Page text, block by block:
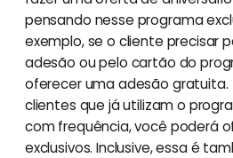
pensando nesse programa
exemplo, se o cliente precisar
adesão ou pelo cartão do
oferecer uma adesão gratuita.
clientes que já utilizam o
com frequência, você poderá
exclusivos. Inclusive, essa é